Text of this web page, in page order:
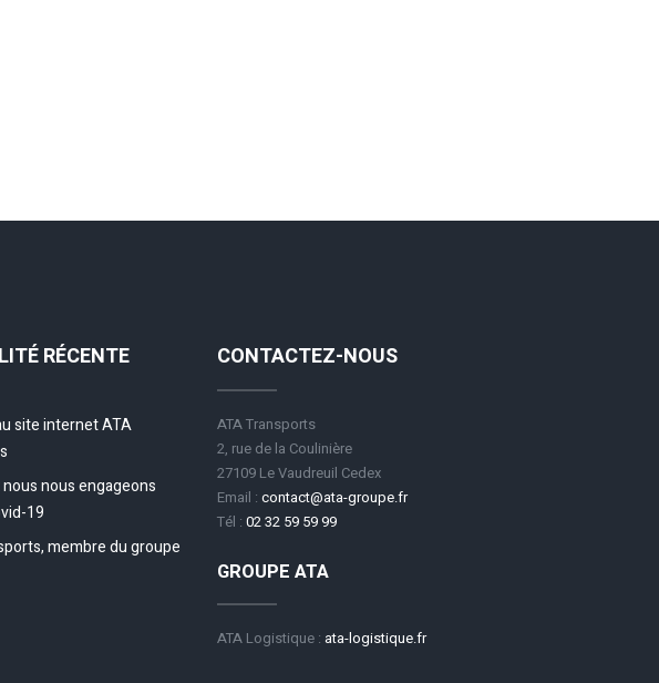
RÉCENTE
site internet ATA
nous engageons
19
membre du groupe
CONTACTEZ-NOUS
ATA Transports
2, rue de la Coulinière
27109 Le Vaudreuil Cedex
Email : contact@ata-groupe.fr
Tél : 02 32 59 59 99
GROUPE ATA
ATA Logistique : ata-logistique.fr